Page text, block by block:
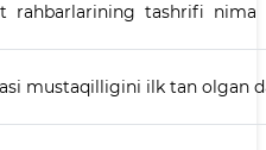
rahbarlarining tashrifi nima
mustaqilligini ilk tan olgan